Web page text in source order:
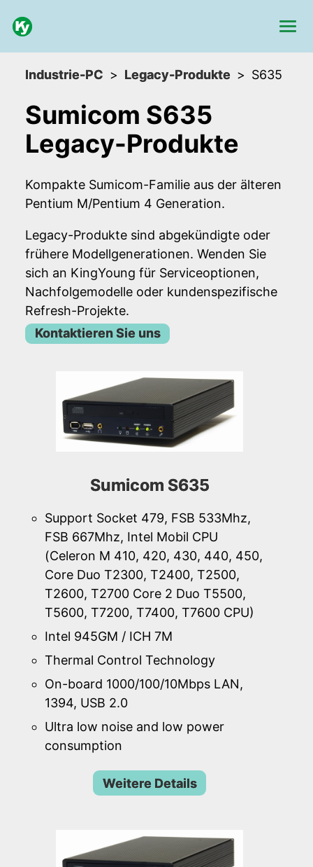
Industrie-PC Legacy-Produkte S635
Sumicom S635
Legacy-Produkte
Kompakte Sumicom-Familie aus der älteren
Pentium M/Pentium 4 Generation.
Legacy-Produkte sind abgekündigte oder
frühere Modellgenerationen. Wenden Sie
sich an KingYoung für Serviceoptionen,
Nachfolgemodelle oder kundenspezifische
Refresh-Projekte.
Kontaktieren Sie uns
Sumicom S635
Support Socket 479, FSB 533Mhz,
FSB 667Mhz, Intel Mobil CPU
(Celeron M 410, 420, 430, 440, 450,
Core Duo T2300, T2400, T2500,
T2600, T2700 Core 2 Duo T5500,
T5600, T7200, T7400, T7600 CPU)
Intel 945GM / ICH 7M
Thermal Control Technology
On-board 1000/100/10Mbps LAN,
1394, USB 2.0
Ultra low noise and low power
consumption
Weitere Details